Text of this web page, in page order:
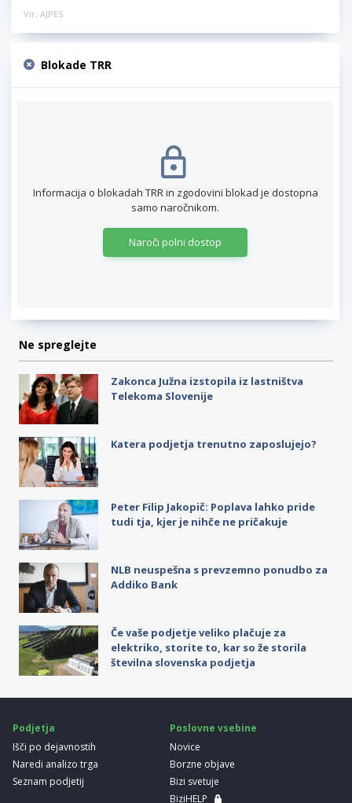
Vir: AJPES
Blokade TRR
Informacija o blokadah TRR in zgodovini blokad je dostopna
samo naročnikom.
Naroči polni dostop
Ne spreglejte
Zakonca Južna izstopila iz lastništva
Telekoma Slovenije
Katera podjetja trenutno zaposlujejo?
Peter Filip Jakopič: Poplava lahko pride
tudi tja, kjer je nihče ne pričakuje
NLB neuspešna s prevzemno ponudbo za
Addiko Bank
Če vaše podjetje veliko plačuje za
elektriko, storite to, kar so že storila
številna slovenska podjetja
Podjetja
Išči po dejavnostih
Naredi analizo trga
Seznam podjetij
Poslovne vsebine
Novice
Borzne objave
Bizi svetuje
BiziHELP